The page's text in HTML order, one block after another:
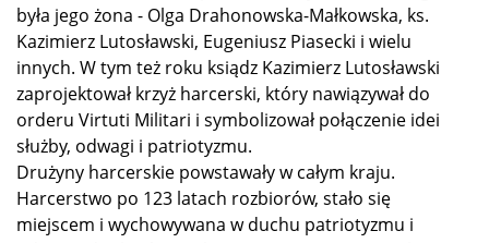
była jego żona - Olga Drahonowska-Małkowska, ks.
Kazimierz Lutosławski, Eugeniusz Piasecki i wielu
innych. W tym też roku ksiądz Kazimierz Lutosławski
zaprojektował krzyż harcerski, który nawiązywał do
orderu Virtuti Militari i symbolizował połączenie idei
służby, odwagi i patriotyzmu.
Drużyny harcerskie powstawały w całym kraju.
Harcerstwo po 123 latach rozbiorów, stało się
miejscem i wychowywana w duchu patriotyzmu i